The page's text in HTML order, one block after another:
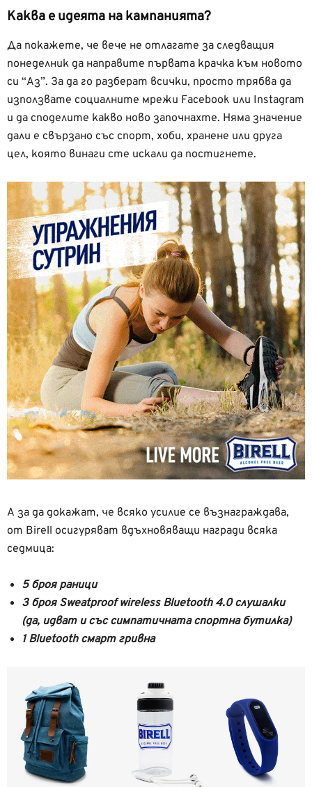
Каква е идеята на кампанията?
Да покажете, че вече не отлагате за следващия
понеделник да направите първата крачка към новото
си “Аз”. За да го разберат всички, просто трябва да
използвате социалните мрежи Facebook или Instagram
и да споделите какво ново започнахте. Няма значение
дали е свързано със спорт, хоби, хранене или друга
цел, която винаги сте искали да постигнете.
А за да докажат, че всяко усилие се възнаграждава,
от Birell осигуряват вдъхновяващи награди всяка
седмица:
5 броя раници
3 броя Sweatproof wireless Bluetooth 4.0 слушалки
(да, идват и със симпатичната спортна бутилка)
1 Bluetooth смарт гривна